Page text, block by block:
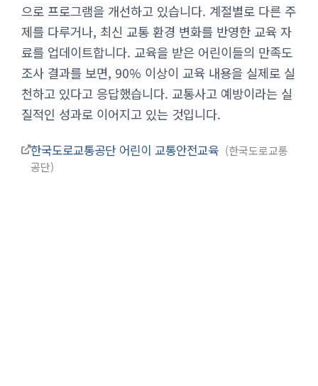
으로 프로그램을 개선하고 있습니다. 계절별로 다른 주
제를 다루거나, 최신 교통 환경 변화를 반영한 교육 자
료를 업데이트합니다. 교육을 받은 어린이들의 만족도
조사 결과를 보면, 90% 이상이 교육 내용을 실제로 실
천하고 있다고 응답했습니다. 교통사고 예방이라는 실
질적인 성과로 이어지고 있는 것입니다.
한국도로교통공단 어린이 교통안전교육
한국도로교통
공단